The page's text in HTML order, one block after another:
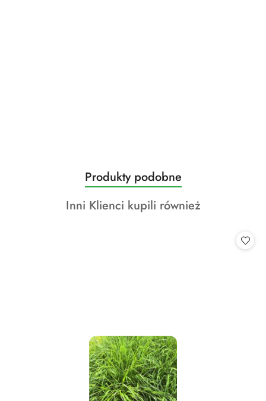
Pomiń karuzelę produktów
Produkty
o
statusie:
Produkty podobne
Produkty
Inni Klienci kupili również